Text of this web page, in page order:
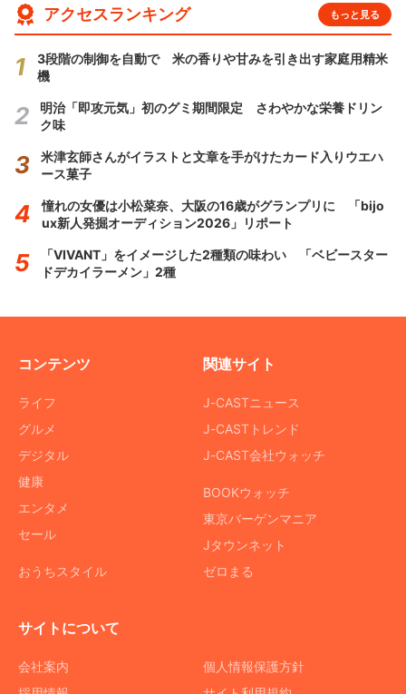
アクセスランキング もっと見る
3段階の制御を自動で 米の香りや甘みを引き出す家庭用精米
機
明治「即攻元気」初のグミ期間限定 さわやかな栄養ドリン
ク味
米津玄師さんがイラストと文章を手がけたカード入りウエハ
ース菓子
憧れの女優は小松菜奈、大阪の16歳がグランプリに 「bijo
ux新人発掘オーディション2026」リポート
「VIVANT」をイメージした2種類の味わい 「ベビースター
ドデカイラーメン」2種
コンテンツ
ライフ
グルメ
デジタル
健康
エンタメ
セール
おうちスタイル
関連サイト
J-CASTニュース
J-CASTトレンド
J-CAST会社ウォッチ
BOOKウォッチ
東京バーゲンマニア
Jタウンネット
ゼロまる
サイトについて
会社案内
個人情報保護方針